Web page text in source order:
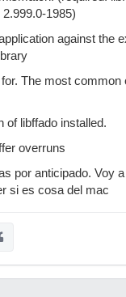
1985)
against the
The most common
of libffado installed.
overruns
por anticipado. Voy a
si es cosa del mac